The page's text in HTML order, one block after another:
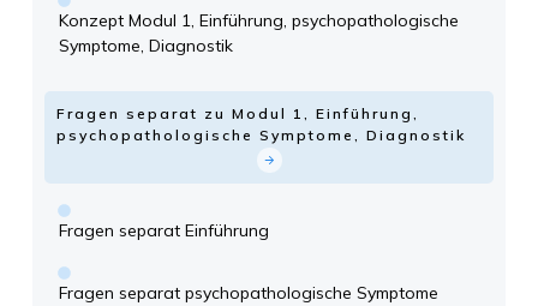
Konzept Modul 1, Einführung, psychopathologische
Symptome, Diagnostik
Fragen separat zu Modul 1, Einführung,
psychopathologische Symptome, Diagnostik
Fragen separat Einführung
Fragen separat psychopathologische Symptome